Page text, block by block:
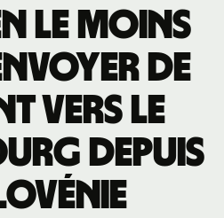
le moins
de
vers le
depuis